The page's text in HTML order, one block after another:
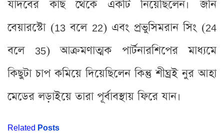
যাদবের কাছ থেকে একটি নিয়েছিলেন। জনি
বেয়ারস্টো (13 বলে 22) এবং প্রভুসিমরান সিং (24
বলে 35) আক্রমণাত্মক পার্টনারশিপের মাধ্যমে
কিছুটা চাপ কমিয়ে দিয়েছিলেন কিন্তু শীঘ্রই নুর আহা
মেডের লড়াইয়ে তারা পূর্বাবস্থায় ফিরে যান।
Related Posts